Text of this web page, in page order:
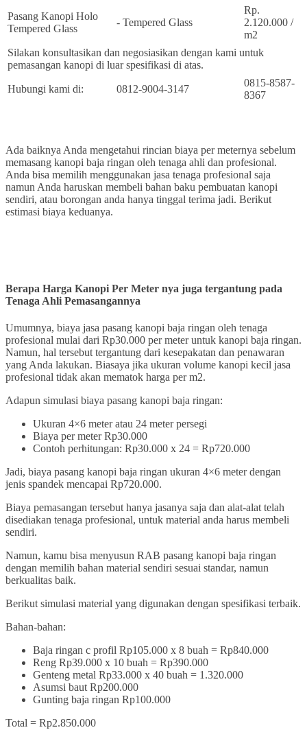
Pasang Kanopi Holo
Tempered Glass
- Tempered Glass
Rp.
2.120.000 /
m2
Silakan konsultasikan dan negosiasikan dengan kami untuk
pemasangan kanopi di luar spesifikasi di atas.
Hubungi kami di: 0812-9004-3147
0815-8587-
8367
Ada baiknya Anda mengetahui rincian biaya per meternya sebelum
memasang kanopi baja ringan oleh tenaga ahli dan profesional.
Anda bisa memilih menggunakan jasa tenaga profesional saja
namun Anda haruskan membeli bahan baku pembuatan kanopi
sendiri, atau borongan anda hanya tinggal terima jadi. Berikut
estimasi biaya keduanya.
Berapa Harga Kanopi Per Meter nya juga tergantung pada
Tenaga Ahli Pemasangannya
Umumnya, biaya jasa pasang kanopi baja ringan oleh tenaga
profesional mulai dari Rp30.000 per meter untuk kanopi baja ringan.
Namun, hal tersebut tergantung dari kesepakatan dan penawaran
yang Anda lakukan. Biasaya jika ukuran volume kanopi kecil jasa
profesional tidak akan mematok harga per m2.
Adapun simulasi biaya pasang kanopi baja ringan:
Ukuran 4×6 meter atau 24 meter persegi
Biaya per meter Rp30.000
Contoh perhitungan: Rp30.000 x 24 = Rp720.000
Jadi, biaya pasang kanopi baja ringan ukuran 4×6 meter dengan
jenis spandek mencapai Rp720.000.
Biaya pemasangan tersebut hanya jasanya saja dan alat-alat telah
disediakan tenaga profesional, untuk material anda harus membeli
sendiri.
Namun, kamu bisa menyusun RAB pasang kanopi baja ringan
dengan memilih bahan material sendiri sesuai standar, namun
berkualitas baik.
Berikut simulasi material yang digunakan dengan spesifikasi terbaik.
Bahan-bahan:
Baja ringan c profil Rp105.000 x 8 buah = Rp840.000
Reng Rp39.000 x 10 buah = Rp390.000
Genteng metal Rp33.000 x 40 buah = 1.320.000
Asumsi baut Rp200.000
Gunting baja ringan Rp100.000
Total = Rp2.850.000